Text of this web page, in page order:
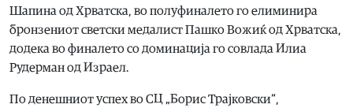
Шапина од Хрватска, во полуфиналето го елиминира
бронзениот светски медалист Пашко Вожиќ од Хрватска,
додека во финалето со доминација го совлада Илиа
Рудерман од Израел.
По денешниот успех во СЦ „Борис Трајковски“,